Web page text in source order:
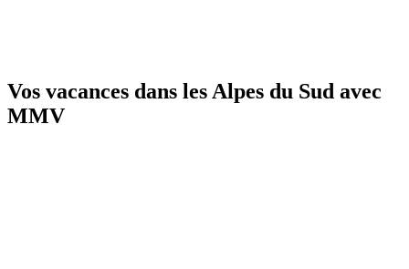
Vos vacances dans les Alpes du Sud avec
MMV